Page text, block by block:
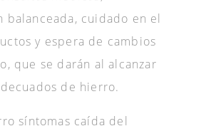
balanceada, cuidado en el
y espera de cambios
que se darán al alcanzar
de hierro.
síntomas caída del